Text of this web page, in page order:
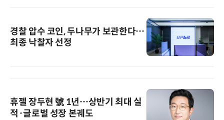
경찰 압수 코인, 두나무가 보관한다…
최종 낙찰자 선정
휴젤 장두현 號 1년…상반기 최대 실
적·글로벌 성장 본궤도